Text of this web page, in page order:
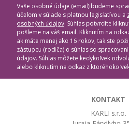
Vaše osobné údaje (email) budeme
účelom v súlade s platnou legislatívou a
osobných údajov. Súhlas potvrdíte
pošleme na váš email. Kliknutím na
ak máte menej ako 16 rokov, tak ste
zástupcu (rodiča) o súhlas so
údajov. Súhlas môžete kedykoľvek
alebo kliknutím na odkaz z
KONTAKT
KARLI s.r.o.